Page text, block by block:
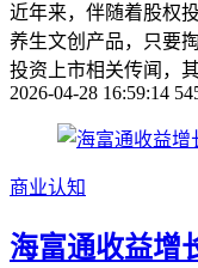
近年来，伴随着股权
养生文创产品，只要
投资上市相关传闻，
2026-04-28 16:59:14
商业认知
海富通收益增